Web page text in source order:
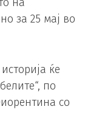
за 25 мај во
ќе
по
со